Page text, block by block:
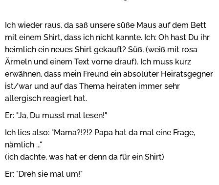
Ich wieder raus, da saß unsere süße Maus auf dem Bett
mit einem Shirt, dass ich nicht kannte. Ich: Oh hast Du ihr
heimlich ein neues Shirt gekauft? Süß, (weiß mit rosa
Ärmeln und einem Text vorne drauf). Ich muss kurz
erwähnen, dass mein Freund ein absoluter Heiratsgegner
ist/war und auf das Thema heiraten immer sehr
allergisch reagiert hat.
Er: "Ja, Du musst mal lesen!"
Ich lies also: "Mama?!?!? Papa hat da mal eine Frage,
nämlich ..."
(ich dachte, was hat er denn da für ein Shirt)
Er: "Dreh sie mal um!"